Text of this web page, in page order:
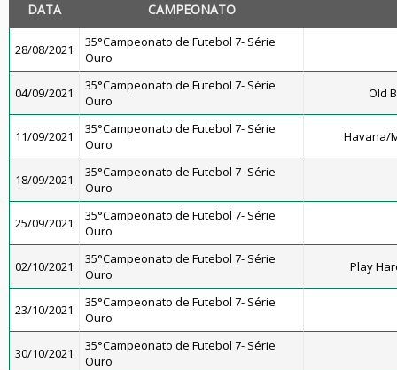
DATA CAMPEONATO
28/08/2021
35°Campeonato de Futebol 7- Série
Ouro
04/09/2021
35°Campeonato de Futebol 7- Série
Ouro
Old
11/09/2021
35°Campeonato de Futebol 7- Série
Ouro
Havana/
18/09/2021
35°Campeonato de Futebol 7- Série
Ouro
25/09/2021
35°Campeonato de Futebol 7- Série
Ouro
02/10/2021
35°Campeonato de Futebol 7- Série
Ouro
Play
23/10/2021
35°Campeonato de Futebol 7- Série
Ouro
30/10/2021
35°Campeonato de Futebol 7- Série
Ouro